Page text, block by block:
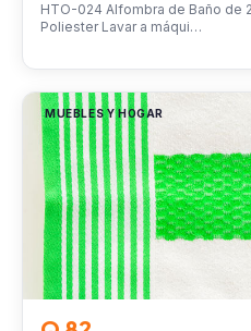
HTO-024 Alfombra de Baño de
Poliester Lavar a máqui…
MUEBLES Y HOGAR